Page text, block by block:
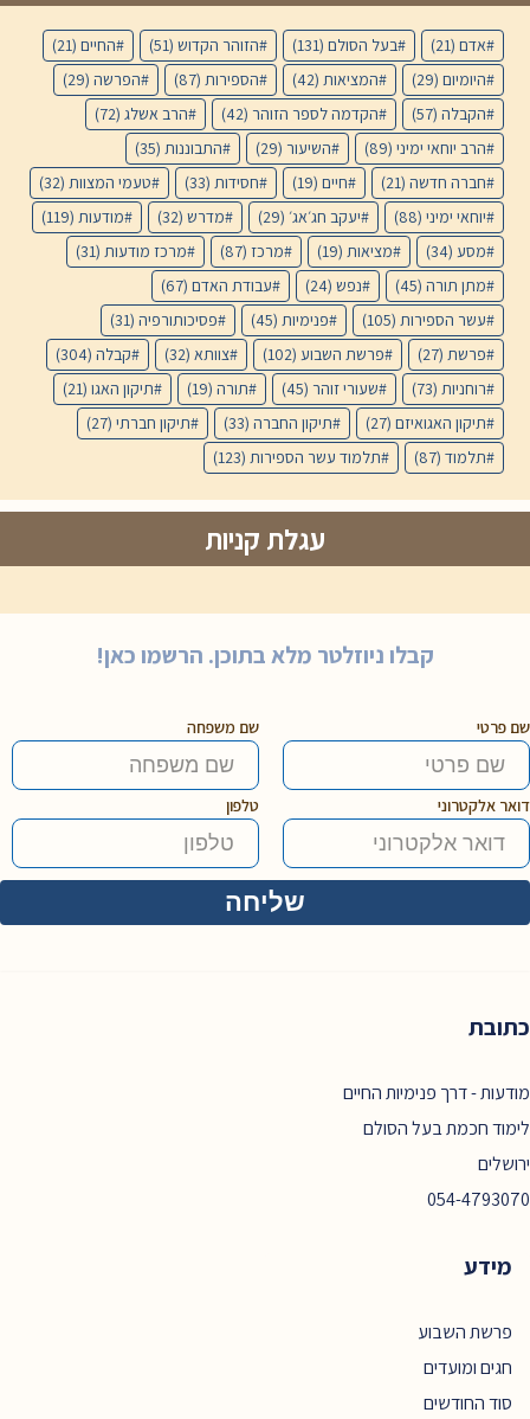
אדם (21) בעל הסולם (131) הזוהר הקדוש (51) החיים (21)
היומיום (29) המציאות (42) הספירות (87) הפרשה (29)
הקבלה (57) הקדמה לספר הזוהר (42) הרב אשלג (72)
הרב יוחאי ימיני (89) השיעור (29) התבוננות (35)
חברה חדשה (21) חיים (19) חסידות (33) טעמי המצוות (32)
יוחאי ימיני (88) יעקב חג׳אג׳ (29) מדרש (32) מודעות (119)
מסע (34) מציאות (19) מרכז (87) מרכז מודעות (31)
מתן תורה (45) נפש (24) עבודת האדם (67)
עשר הספירות (105) פנימיות (45) פסיכותורפיה (31)
פרשת (27) פרשת השבוע (102) צוותא (32) קבלה (304)
רוחניות (73) שעורי זוהר (45) תורה (19) תיקון האגו (21)
תיקון האגואיזם (27) תיקון החברה (33) תיקון חברתי (27)
תלמוד (87) תלמוד עשר הספירות (123)
עגלת קניות
קבלו ניוזלטר מלא בתוכן. הרשמו כאן!
שם פרטי שם משפחה
דואר אלקטרוני טלפון
כתובת
מודעות - דרך פנימיות החיים
לימוד חכמת בעל הסולם
ירושלים
054-4793070
מידע
פרשת השבוע
חגים ומועדים
סוד החודשים